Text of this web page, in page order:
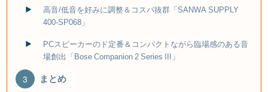
高音/低音を好みに調整＆コスパ抜群「SANWA SUPPLY
400-SP068」
PCスピーカーのド定番＆コンパクトながら臨場感のある音
場創出「Bose Companion 2 Series III」
まとめ